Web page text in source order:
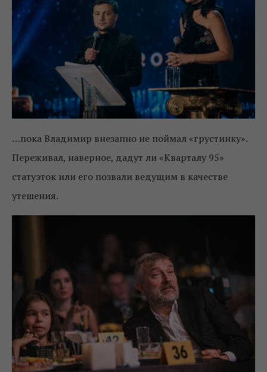
…пока Владимир внезапно не поймал «грустинку».
Переживал, наверное, дадут ли «Кварталу 95»
статуэток или его позвали ведущим в качестве
утешения.